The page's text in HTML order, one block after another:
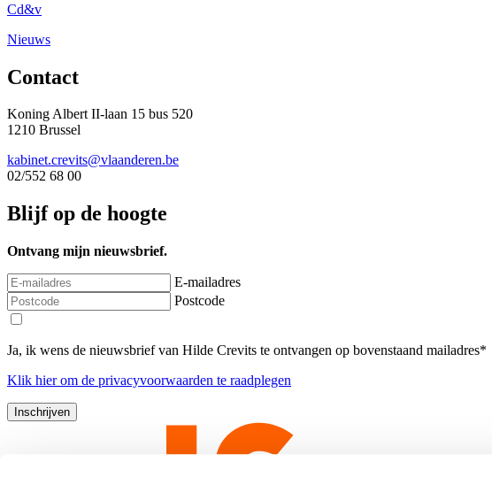
Cd&v
Nieuws
Contact
Koning Albert II-laan 15 bus 520
1210 Brussel
kabinet.crevits@vlaanderen.be
02/552 68 00
Blijf op de hoogte
Ontvang mijn nieuwsbrief.
E-mailadres
Postcode
Ja, ik wens de nieuwsbrief van Hilde Crevits te ontvangen op bovenstaand mailadres*
Klik hierom de privacyvoorwaarden te raadplegen